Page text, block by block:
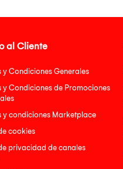
al Cliente
y Condiciones Generales
y Condiciones de Promociones
y condiciones Marketplace
cookies
privacidad de canales